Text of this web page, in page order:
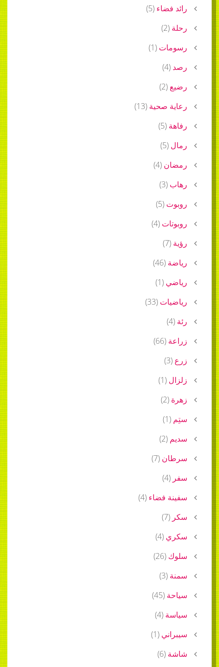
رائد فضاء (
5
)
رحلة (
2
)
رسومات (
1
)
رصد (
4
)
رضيع (
2
)
رعاية صحية (
13
)
رفاهة (
5
)
رمال (
5
)
رمضان (
4
)
رهاب (
3
)
روبوت (
5
)
روبوتات (
4
)
رؤية (
7
)
رياضة (
46
)
رياضي (
1
)
رياضيات (
33
)
رئة (
4
)
زراعة (
66
)
زرع (
3
)
زلزال (
1
)
زهرة (
2
)
ستِم (
1
)
سديم (
2
)
سرطان (
7
)
سفر (
4
)
سفينة فضاء (
4
)
سكر (
7
)
سكري (
4
)
سلوك (
26
)
سمنة (
3
)
سياحة (
45
)
سياسة (
4
)
سيبراني (
1
)
شاشة (
6
)